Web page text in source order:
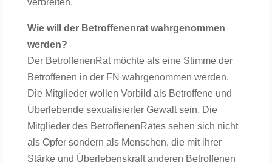
verbreiten.
Wie will der Betroffenenrat wahrgenommen
werden?
Der BetroffenenRat möchte als eine Stimme der
Betroffenen in der FN wahrgenommen werden.
Die Mitglieder wollen Vorbild als Betroffene und
Überlebende sexualisierter Gewalt sein. Die
Mitglieder des BetroffenenRates sehen sich nicht
als Opfer sondern als Menschen, die mit ihrer
Stärke und Überlebenskraft anderen Betroffenen